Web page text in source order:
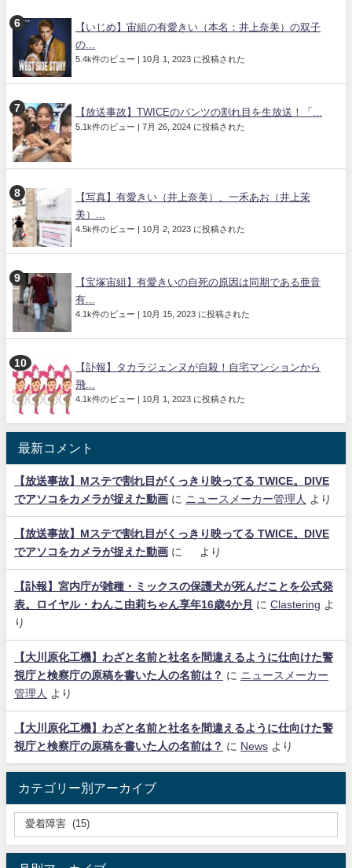
【いじめ】宙組の有愛きい（本名：井上奈美）の双子
の...
5.4k件のビュー | 10月 1, 2023 に投稿された
【放送事故】TWICEのパンツの割れ目を生放送！「...
5.1k件のビュー | 7月 26, 2024 に投稿された
【写真】有愛きい（井上奈美）、一禾あお（井上茉
美）...
4.5k件のビュー | 10月 2, 2023 に投稿された
【宝塚宙組】有愛きいの自死の原因は同期である亜音
有...
4.1k件のビュー | 10月 15, 2023 に投稿された
【訃報】タカラジェンヌが自殺！自宅マンションから
飛...
4.1k件のビュー | 10月 1, 2023 に投稿された
最新コメント
【放送事故】Mステで割れ目がくっきり映ってる TWICE。DIVE
でアソコをカメラが捉えた動画 に ニュースメーカー管理人 より
【放送事故】Mステで割れ目がくっきり映ってる TWICE。DIVE
でアソコをカメラが捉えた動画 に より
【訃報】宮内庁が雑種・ミックスの保護犬が死んだことを公式発
表。ロイヤル・わんこ由莉ちゃん享年16歳4か月
に Clastering よ
り
【大川原化工機】わざと名前と社名を間違えるように仕向けた警
視庁と検察庁の原稿を書いた人の名前は？ に ニュースメーカー
管理人
より
【大川原化工機】わざと名前と社名を間違えるように仕向けた警
視庁と検察庁の原稿を書いた人の名前は？ に News より
カテゴリー別アーカイブ